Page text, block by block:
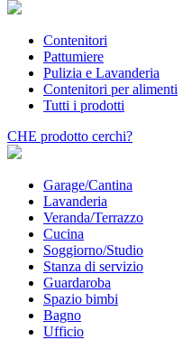
Contenitori
Pattumiere
Pulizia e Lavanderia
Contenitori per alimenti
Tutti i prodotti
CHE prodotto cerchi?
Garage/Cantina
Lavanderia
Veranda/Terrazzo
Cucina
Soggiorno/Studio
Stanza di servizio
Guardaroba
Spazio bimbi
Bagno
Ufficio